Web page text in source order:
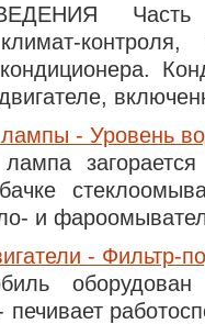
Часть
- Уровень
лампа
и
- Фильтр-
оборудован
печивает